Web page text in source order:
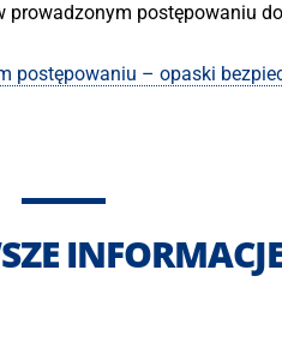
postępowaniu
postępowaniu – opaski